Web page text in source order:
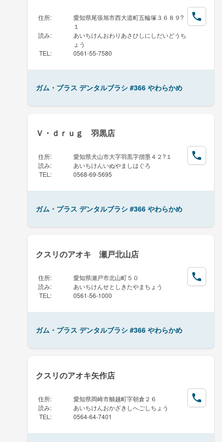
住所:
愛知県尾張旭市西大道町五輪塚３６８９?
１
読み:
あいちけんおわりあさひしにしだいどうち
ょう
TEL : 0561-55-7580
ガム・プラス デンタルブラシ #366 やわらかめ
Ｖ・ｄｒｕｇ 羽黒店
住所:
愛知県犬山市大字羽黒字摺墨４２?１
読み:
あいちけんいぬやましはぐろ
TEL : 0568-69-5695
ガム・プラス デンタルブラシ #366 やわらかめ
クスリのアオキ 瀬戸北山店
住所:
愛知県瀬戸市北山町５０
読み:
あいちけんせとしきたやまちょう
TEL : 0561-56-1000
ガム・プラス デンタルブラシ #366 やわらかめ
クスリのアオキ矢作店
住所:
愛知県岡崎市舳越町字朝倉２６
読み:
あいちけんおかざきしへごしちょう
TEL : 0564-64-7401